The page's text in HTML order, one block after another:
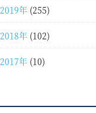
2019年 (255)
2018年 (102)
2017年 (10)